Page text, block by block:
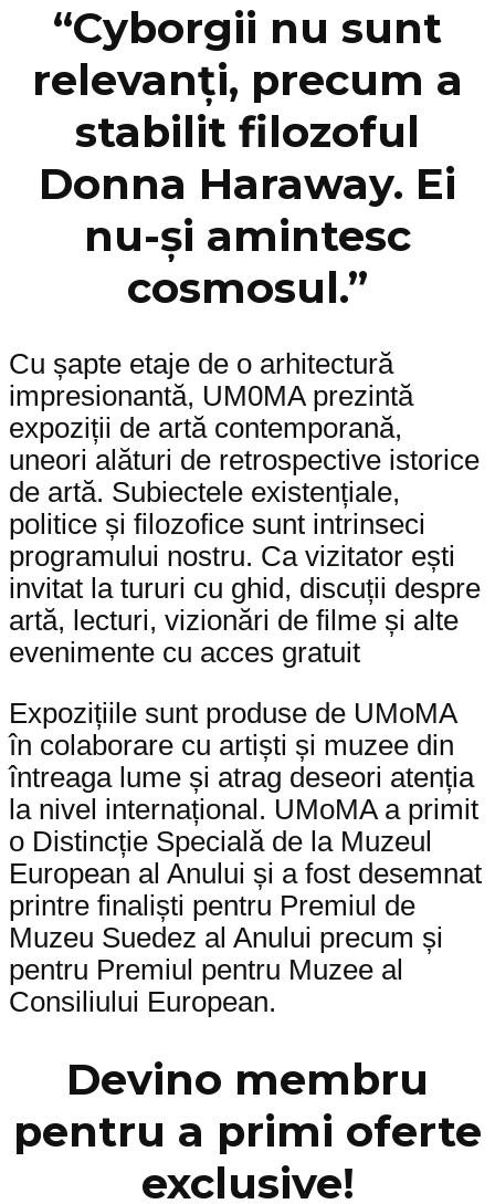
“Cyborgii nu sunt
relevanți, precum a
stabilit filozoful
Donna Haraway. Ei
nu-și amintesc
cosmosul.”
Cu șapte etaje de o arhitectură
impresionantă, UM0MA prezintă
expoziții de artă contemporană,
uneori alături de retrospective istorice
de artă. Subiectele existențiale,
politice și filozofice sunt intrinseci
programului nostru. Ca vizitator ești
invitat la tururi cu ghid, discuții despre
artă, lecturi, vizionări de filme și alte
evenimente cu acces gratuit
Expozițiile sunt produse de UMoMA
în colaborare cu artiști și muzee din
întreaga lume și atrag deseori atenția
la nivel internațional. UMoMA a primit
o Distincție Specială de la Muzeul
European al Anului și a fost desemnat
printre finaliști pentru Premiul de
Muzeu Suedez al Anului precum și
pentru Premiul pentru Muzee al
Consiliului European.
Devino membru
pentru a primi oferte
exclusive!